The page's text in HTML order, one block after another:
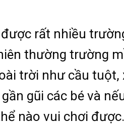
rất nhiều
thường trường
trời như cầu tuột,
gũi các bé và
nào vui chơi được.